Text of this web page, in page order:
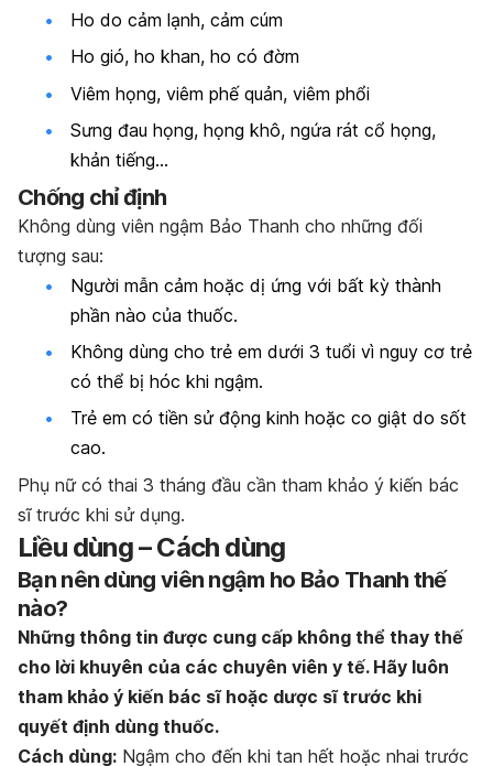
Ho do cảm lạnh, cảm cúm
Ho gió, ho khan, ho có đờm
Viêm họng, viêm phế quản, viêm phổi
Sưng đau họng, họng khô, ngứa rát cổ họng,
khản tiếng…
Chống chỉ định
Không dùng viên ngậm Bảo Thanh cho những đối
tượng sau:
Người mẫn cảm hoặc dị ứng với bất kỳ thành
phần nào của thuốc.
Không dùng cho trẻ em dưới 3 tuổi vì nguy cơ trẻ
có thể bị hóc khi ngậm.
Trẻ em có tiền sử động kinh hoặc co giật do sốt
cao.
Phụ nữ có thai 3 tháng đầu cần tham khảo ý kiến bác
sĩ trước khi sử dụng.
Liều dùng – Cách dùng
Bạn nên dùng viên ngậm ho Bảo Thanh thế
nào?
Những thông tin được cung cấp không thể thay thế
cho lời khuyên của các chuyên viên y tế. Hãy luôn
tham khảo ý kiến bác sĩ hoặc dược sĩ trước khi
quyết định dùng thuốc.
Cách dùng: Ngậm cho đến khi tan hết hoặc nhai trước